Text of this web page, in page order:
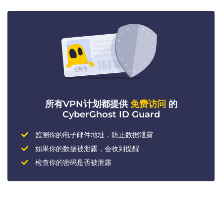
所有VPN计划都提供免费访问 的
CyberGhost ID Guard
监测你的电子邮件地址，防止数据泄露
如果你的数据被泄露，会收到提醒
检查你的密码是否被泄露